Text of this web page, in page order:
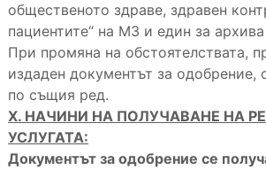
общественото здраве, здравен
пациентите“ на МЗ и един за
При промяна на обстоятелствата,
издаден документът за одобрение,
по същия ред.
Х. НАЧИНИ НА ПОЛУЧАВАНЕ НА
УСЛУГАТА:
Документът за одобрение се